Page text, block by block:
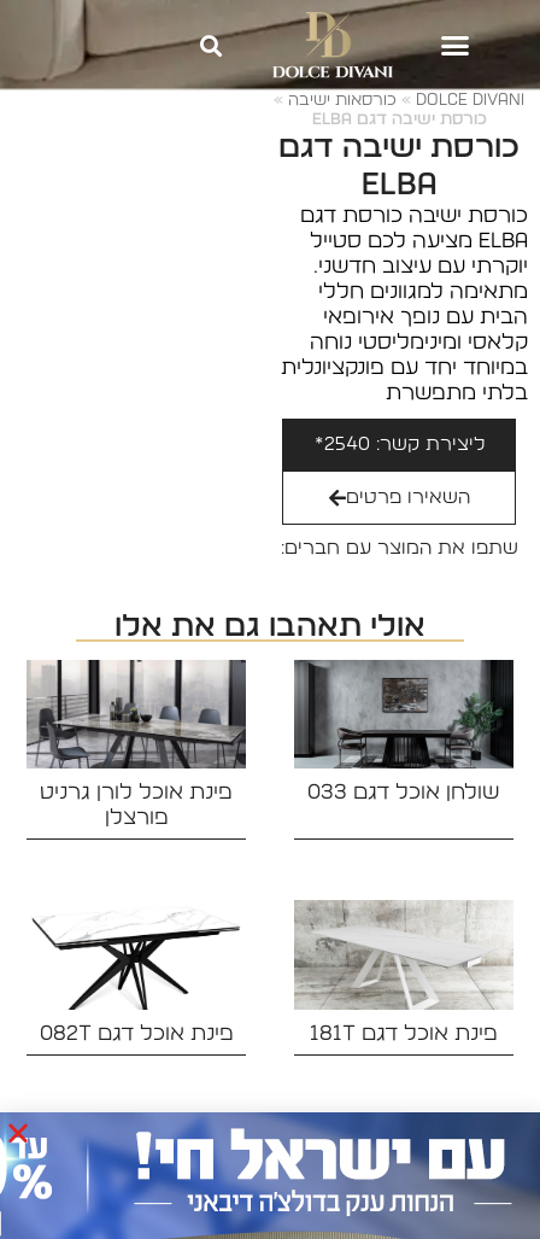
Dolce Divani
» כורסאות ישיבה »
כורסת ישיבה דגם ELBA
כורסת ישיבה דגם
ELBA
כורסת ישיבה כורסת דגם
ELBA מציעה לכם סטייל
יוקרתי עם עיצוב חדשני.
מתאימה למגוונים חללי
הבית עם נופך אירופאי
קלאסי ומינימליסטי נוחה
במיוחד יחד עם פונקציונלית
בלתי מתפשרת
ליצירת קשר: 2540*
השאירו פרטים
שתפו את המוצר עם חברים:
אולי תאהבו גם את אלו
שולחן אוכל דגם 033
פינת אוכל לורן גרניט
פורצלן
פינת אוכל דגם 181T פינת אוכל דגם 082T‏